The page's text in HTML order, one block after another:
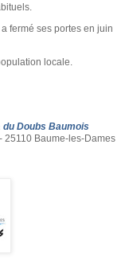
fermé ses portes en juin
locale.
Doubs Baumois
25110 Baume-les-Dames